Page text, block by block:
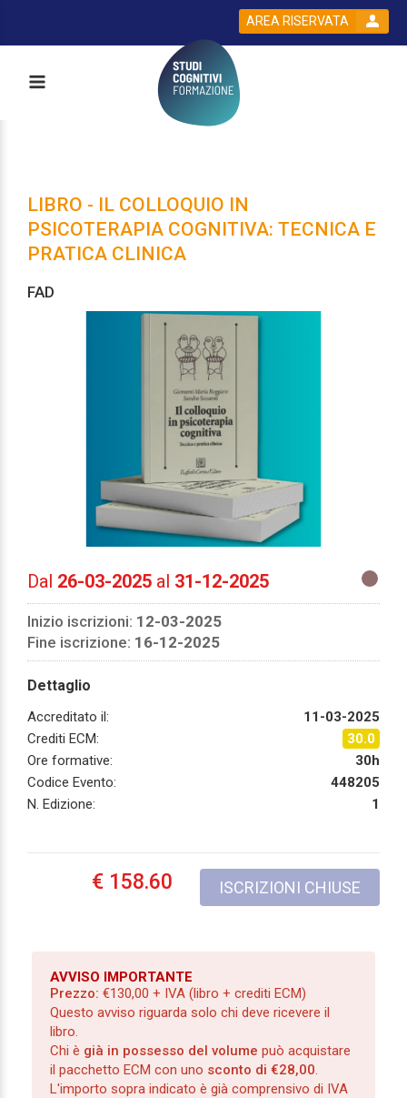
AREA RISERVATA
LIBRO - IL COLLOQUIO IN
PSICOTERAPIA COGNITIVA: TECNICA E
PRATICA CLINICA
FAD
Dal 26-03-2025 al 31-12-2025
Inizio iscrizioni: 12-03-2025
Fine iscrizione: 16-12-2025
Dettaglio
Accreditato il:
11-03-2025
Crediti ECM:
30.0
Ore formative:
30h
Codice Evento:
448205
N. Edizione:
1
ISCRIZIONI CHIUSE
€ 158.60
AVVISO IMPORTANTE
Prezzo: €130,00 + IVA (libro + crediti ECM)
Questo avviso riguarda solo chi deve ricevere il
libro.
Chi è già in possesso del volume può acquistare
il pacchetto ECM con uno sconto di €28,00.
L'importo sopra indicato è già comprensivo di IVA